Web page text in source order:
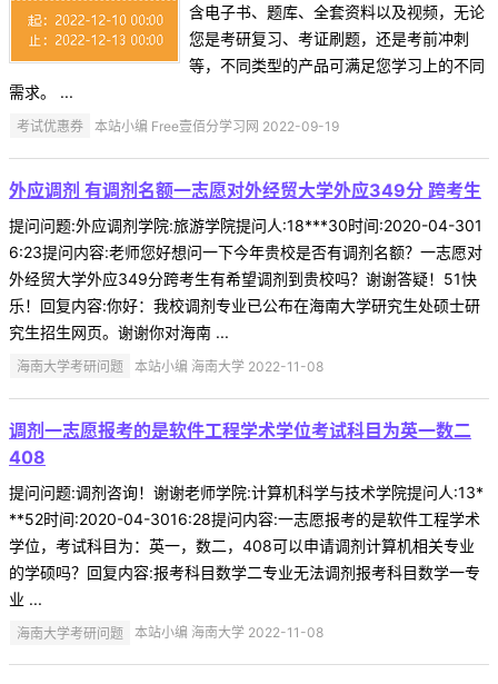
含电子书、题库、全套资料以及视频，无论
您是考研复习、考证刷题，还是考前冲刺
等，不同类型的产品可满足您学习上的不同
需求。 ...
考试优惠券 本站小编 Free壹佰分学习网 2022-09-19
外应调剂 有调剂名额一志愿对外经贸大学外应349分 跨考生
提问问题:外应调剂学院:旅游学院提问人:18***30时间:2020-04-301
6:23提问内容:老师您好想问一下今年贵校是否有调剂名额？一志愿对
外经贸大学外应349分跨考生有希望调剂到贵校吗？谢谢答疑！51快
乐！回复内容:你好：我校调剂专业已公布在海南大学研究生处硕士研
究生招生网页。谢谢你对海南 ...
海南大学考研问题 本站小编 海南大学 2022-11-08
调剂一志愿报考的是软件工程学术学位考试科目为英一数二
408
提问问题:调剂咨询！谢谢老师学院:计算机科学与技术学院提问人:13*
**52时间:2020-04-3016:28提问内容:一志愿报考的是软件工程学术
学位，考试科目为：英一，数二，408可以申请调剂计算机相关专业
的学硕吗？回复内容:报考科目数学二专业无法调剂报考科目数学一专
业 ...
海南大学考研问题 本站小编 海南大学 2022-11-08